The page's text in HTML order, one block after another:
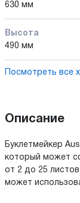
630 мм
Высота
490 мм
Посмотреть все
Описание
Буклетмейкер
который может
от 2 до 25
может